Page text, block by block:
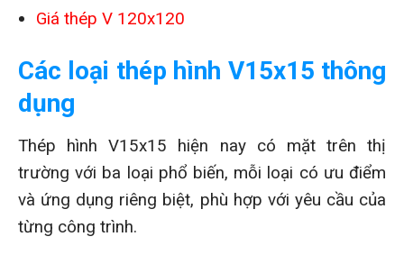
Giá thép V 120x120
Các loại thép hình V15x15 thông
dụng
Thép hình V15x15 hiện nay có mặt trên thị
trường với ba loại phổ biến, mỗi loại có ưu điểm
và ứng dụng riêng biệt, phù hợp với yêu cầu của
từng công trình.